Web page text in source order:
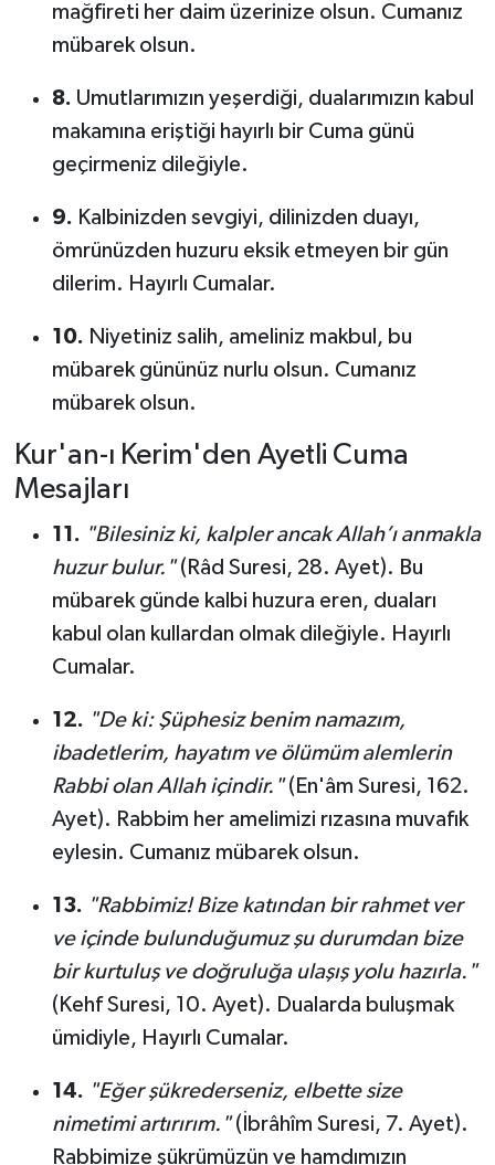
mağfireti her daim üzerinize olsun. Cumanız
mübarek olsun.
8. Umutlarımızın yeşerdiği, dualarımızın kabul
makamına eriştiği hayırlı bir Cuma günü
geçirmeniz dileğiyle.
9. Kalbinizden sevgiyi, dilinizden duayı,
ömrünüzden huzuru eksik etmeyen bir gün
dilerim. Hayırlı Cumalar.
10. Niyetiniz salih, ameliniz makbul, bu
mübarek gününüz nurlu olsun. Cumanız
mübarek olsun.
Kur'an-ı Kerim'den Ayetli Cuma
Mesajları
11. "Bilesiniz ki, kalpler ancak Allah’ı anmakla
huzur bulur."(Râd Suresi, 28. Ayet). Bu
mübarek günde kalbi huzura eren, duaları
kabul olan kullardan olmak dileğiyle. Hayırlı
Cumalar.
12. "De ki: Şüphesiz benim namazım,
ibadetlerim, hayatım ve ölümüm alemlerin
Rabbi olan Allah içindir."(En'âm Suresi, 162.
Ayet). Rabbim her amelimizi rızasına muvafık
eylesin. Cumanız mübarek olsun.
13. "Rabbimiz! Bize katından bir rahmet ver
ve içinde bulunduğumuz şu durumdan bize
bir kurtuluş ve doğruluğa ulaşış yolu hazırla."
(Kehf Suresi, 10. Ayet). Dualarda buluşmak
ümidiyle, Hayırlı Cumalar.
14. "Eğer şükrederseniz, elbette size
nimetimi artırırım."(İbrâhîm Suresi, 7. Ayet).
Rabbimize şükrümüzün ve hamdımızın